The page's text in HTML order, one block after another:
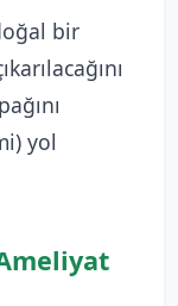
bir
yol